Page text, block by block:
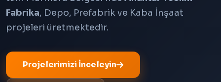
Fabrika, Depo, Prefabrik ve Kaba İnşaat
projeleri üretmektedir.
Projelerimizi İnceleyin